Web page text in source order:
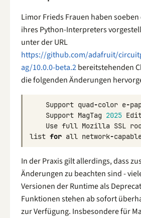
Limor Frieds Frauen haben
ihres Python-Interpreters
unter der URL
https://github.com/adafruit/
ag/10.0.0-beta.2bereitstehenden
die folgenden Änderungen
Support quad-color e-
Support MagTag 2025
Use full Mozilla SSL
list for all network-
In der Praxis gilt allerdings, dass
Änderungen zu beachten sind -
Versionen der Runtime als
Funktionen stehen ab sofort
zur Verfügung. Insbesondere für